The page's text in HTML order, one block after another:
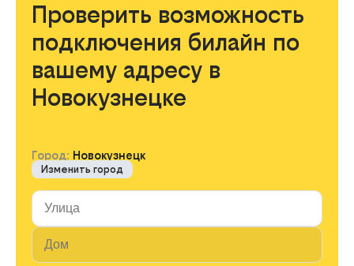
Проверить возможность
подключения билайн по
вашему адресу в
Новокузнецке
Город: Новокузнецк
Изменить город